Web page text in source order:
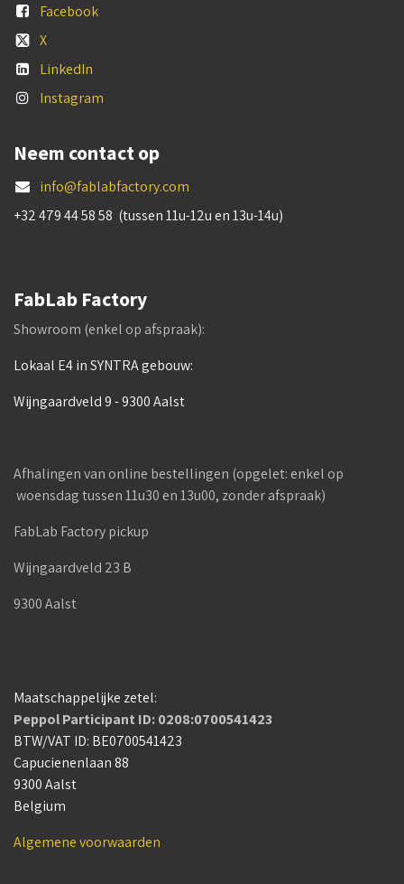
Facebook
X
LinkedIn
Instagram
Neem contact op
info@fablabfactory.com
+32 479 44 58 58 (tussen 11u-12u en 13u-14u)
FabLab Factory
Showroom (enkel op afspraak):
Lokaal E4 in SYNTRA gebouw:
Wijngaardveld 9 - 9300 Aalst
Afhalingen van online bestellingen (opgelet: enkel op
woensdag tussen 11u30 en 13u00, zonder afspraak)
FabLab Factory pickup
Wijngaardveld 23 B
9300 Aalst
Maatschappelijke zetel:
Peppol Participant ID: 0208:0700541423
BTW/VAT ID: BE0700541423
Capucienenlaan 88
9300 Aalst
Belgium
Algemene voorwaarden